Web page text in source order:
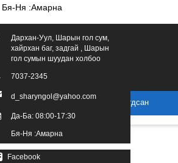
Бя-Ня :Амарна
Дархан-Уул, Шарын гол сум,
хайрхан баг, задгай , Шарын
гол сумын шуудан холбоо
7037-2345
d_sharyngol@yahoo.com
Да-Ба: 08:00-17:30
Бя-Ня :Амарна
Facebook
2016 он. Бүх эрх хуулиар хамгаалагдсан